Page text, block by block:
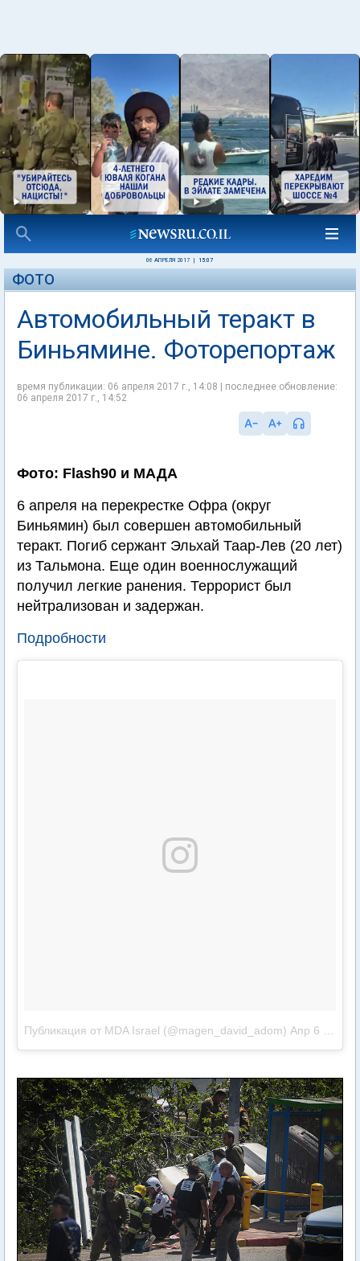
06 АПРЕЛЯ 2017 15:07
ФОТО
Автомобильный теракт в
Биньямине. Фоторепортаж
время публикации: 06 апреля 2017 г., 14:08 | последнее обновление:
06 апреля 2017 г., 14:52
Фото: Flash90 и МАДА
6 апреля на перекрестке Офра (округ
Биньямин) был совершен автомобильный
теракт. Погиб сержант Эльхай Таар-Лев (20 лет)
из Тальмона. Еще один военнослужащий
получил легкие ранения. Террорист был
нейтрализован и задержан.
Подробности
Публикация от MDA Israel (@magen_david_adom) Апр 6 2017 в 12:43 PDT